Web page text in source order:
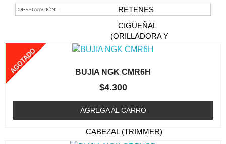
RETENES
CIGÜEÑAL
(ORILLADORA Y
DESMALEZADORA)
(ORILLADORA /
DESMALEZADORA)
BUJIA (ORILLADORA /
DESMALEZADORA)
CABEZAL (TRIMMER)
OBSERVACIÓN: –
Te Podría Interesar
BUJIA NGK CMR6H
AGOTADO
$4.300
AGREGA AL CARRO